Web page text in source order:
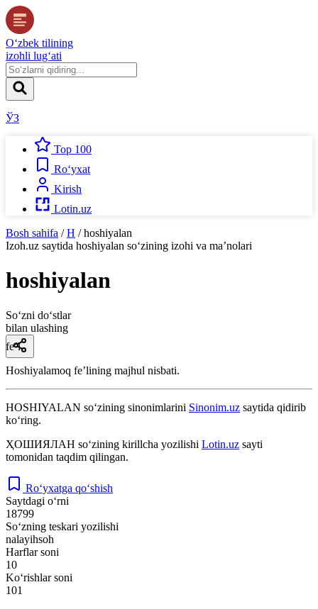
O‘zbek tilining
izohli lug‘ati
ЎЗ
Top 100
Ro‘yxat
Kirish
Lotin.uz
Bosh sahifa / H / hoshiyalan
Izoh.uz saytida hoshiyalan so‘zining izohi va ma’nolari
hoshiyalan
So‘zni do‘stlar
bilan ulashing
fe’l
Hoshiyalamoq feʼlining majhul nisbati.
HOSHIYALAN so‘zining sinonimlarini Sinonim.uz saytida qidirib
ko‘ring.
ҲОШИЯЛАН so‘zining kirillcha yozilishi Lotin.uz sayti
tomonidan taqdim qilingan.
Ro‘yxatga qo‘shish
Saytdagi o‘rni
18799
So‘zning teskari yozilishi
nalayihsoh
Harflar soni
10
Ko‘rishlar soni
101